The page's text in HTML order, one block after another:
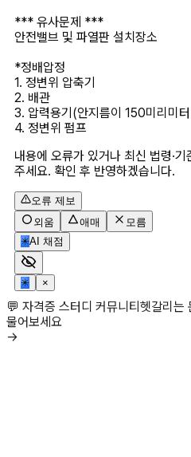
*** 유사문제 ***
안전밸브 및 파열판 설치장소
*정배압정
1. 정변위 압축기
2. 배관
3. 압력용기(안지름이 150미리미
4. 정변위 펌프
내용에 오류가 있거나 최신 법령·
주세요. 확인 후 반영하겠습니다.
오류 제보
외움
애매
모름
✳AI 채점
✳ ×
💬 자격증 스터디 커뮤니티헷갈리는
물어보세요
→